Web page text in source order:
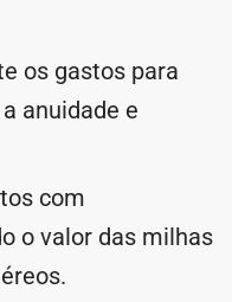
os gastos para
anuidade e
com
o valor das milhas